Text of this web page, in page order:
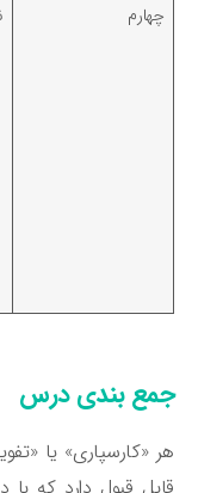
چهارم
بندی درس
«کارسپاری» یا «تفویض